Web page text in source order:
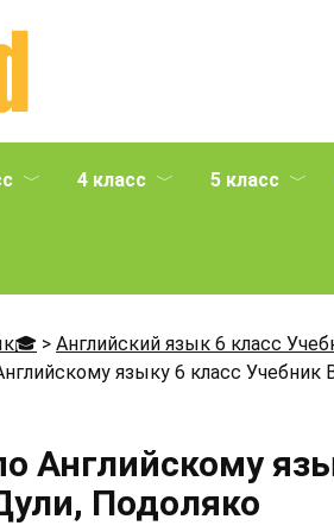
4 класс 5 класс
> Английский язык 6 класс
языку 6 класс Учебник
Английскому
Подоляко